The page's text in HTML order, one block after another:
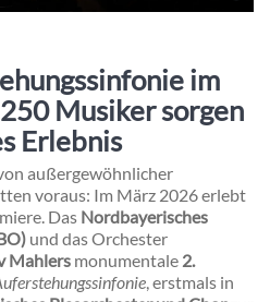
im
Musiker sorgen
Erlebnis
außergewöhnlicher
voraus: Im März 2026 erlebt
Das Nordbayerisches
und das Orchester
Mahlers monumentale 2.
, erstmals in